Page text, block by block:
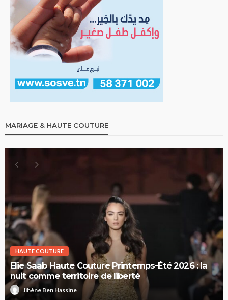
MARIAGE & HAUTE COUTURE
HAUTE COUTURE
Elie Saab Haute Couture Printemps-Été 2026 : la
nuit comme territoire de liberté
Jihène Ben Hassine